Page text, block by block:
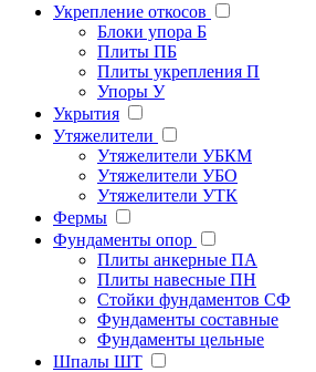
Укрепление откосов
Блоки упора Б
Плиты ПБ
Плиты укрепления П
Упоры У
Укрытия
Утяжелители
Утяжелители УБКМ
Утяжелители УБО
Утяжелители УТК
Фермы
Фундаменты опор
Плиты анкерные ПА
Плиты навесные ПН
Стойки фундаментов СФ
Фундаменты составные
Фундаменты цельные
Шпалы ШТ